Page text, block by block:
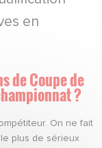
en
de Coupe de
?
On ne fait
plus de sérieux